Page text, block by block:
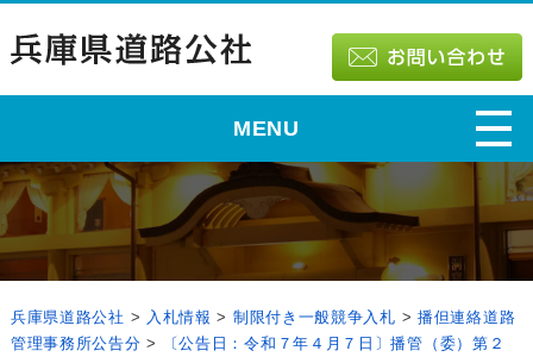
MENU
兵庫県道路公社 > 入札情報 > 制限付き一般競争入札 > 播但連絡道路
管理事務所公告分 >
〔公告日：令和７年４月７日〕播管（委）第２